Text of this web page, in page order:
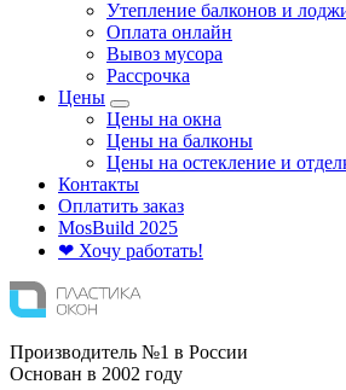
Утепление балконов и
Оплата онлайн
Вывоз мусора
Рассрочка
Цены
Цены на окна
Цены на балконы
Цены на остекление и
Контакты
Оплатить заказ
MosBuild 2025
❤ Хочу работать!
Производитель №1 в России
Основан в 2002 году